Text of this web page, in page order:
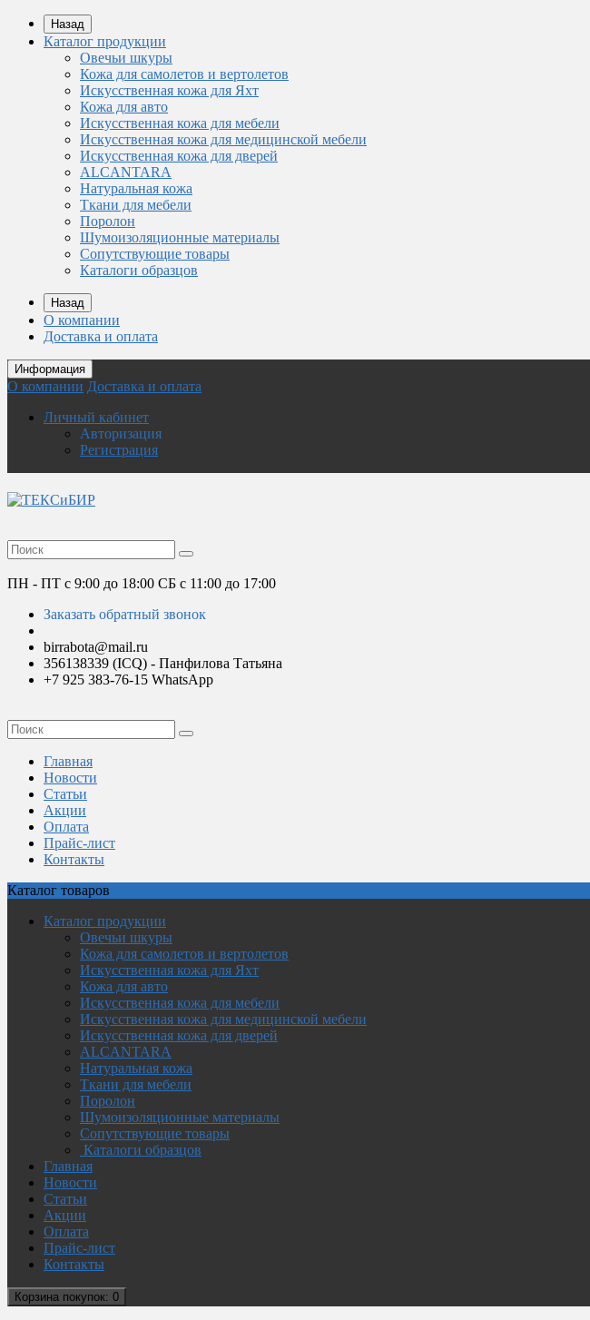
Назад
Каталог продукции
Овечьи шкуры
Кожа для самолетов и вертолетов
Искусственная кожа для Яхт
Кожа для авто
Искусственная кожа для мебели
Искусственная кожа для медицинской мебели
Искусственная кожа для дверей
ALCANTARA
Натуральная кожа
Ткани для мебели
Поролон
Шумоизоляционные материалы
Сопутствующие товары
Каталоги образцов
Назад
О компании
Доставка и оплата
Информация
О компании Доставка и оплата
Личный кабинет
Авторизация
Регистрация
ПН - ПТ с 9:00 до 18:00 СБ с 11:00 до 17:00
Заказать обратный звонок
birrabota@mail.ru
356138339 (ICQ) - Панфилова Татьяна
+7 925 383-76-15 WhatsApp
Главная
Новости
Статьи
Акции
Оплата
Прайс-лист
Контакты
Каталог товаров
Каталог продукции
Овечьи шкуры
Кожа для самолетов и вертолетов
Искусственная кожа для Яхт
Кожа для авто
Искусственная кожа для мебели
Искусственная кожа для медицинской мебели
Искусственная кожа для дверей
ALCANTARA
Натуральная кожа
Ткани для мебели
Поролон
Шумоизоляционные материалы
Сопутствующие товары
Каталоги образцов
Главная
Новости
Статьи
Акции
Оплата
Прайс-лист
Контакты
Корзина покупок: 0